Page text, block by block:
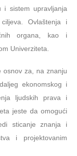
i sistem upravljanja
Ovlaštenja i
organa, kao i
Univerziteta.
osnov za, na znanju
ekonomskog i
ljudskih prava i
jeste da omogući
sticanje znanja i
i projektovanim